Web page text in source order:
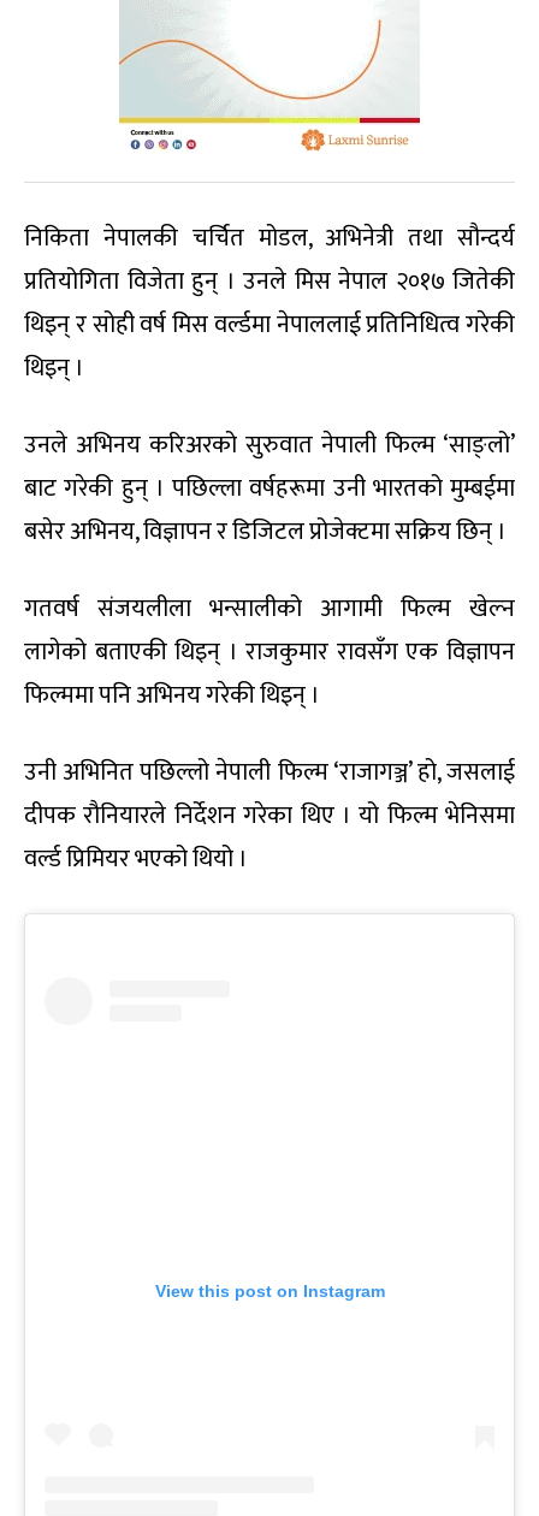
निकिता नेपालकी चर्चित मोडल, अभिनेत्री तथा सौन्दर्य
प्रतियोगिता विजेता हुन् । उनले मिस नेपाल २०१७ जितेकी
थिइन् र सोही वर्ष मिस वर्ल्डमा नेपाललाई प्रतिनिधित्व गरेकी
थिइन् ।
उनले अभिनय करिअरको सुरुवात नेपाली फिल्म ‘साङ्लो’
बाट गरेकी हुन् । पछिल्ला वर्षहरूमा उनी भारतको मुम्बईमा
बसेर अभिनय, विज्ञापन र डिजिटल प्रोजेक्टमा सक्रिय छिन् ।
गतवर्ष संजयलीला भन्सालीको आगामी फिल्म खेल्न
लागेको बताएकी थिइन् । राजकुमार रावसँग एक विज्ञापन
फिल्ममा पनि अभिनय गरेकी थिइन् ।
उनी अभिनित पछिल्लो नेपाली फिल्म ‘राजागञ्ज’ हो, जसलाई
दीपक रौनियारले निर्देशन गरेका थिए । यो फिल्म भेनिसमा
वर्ल्ड प्रिमियर भएको थियो ।
View this post on Instagram